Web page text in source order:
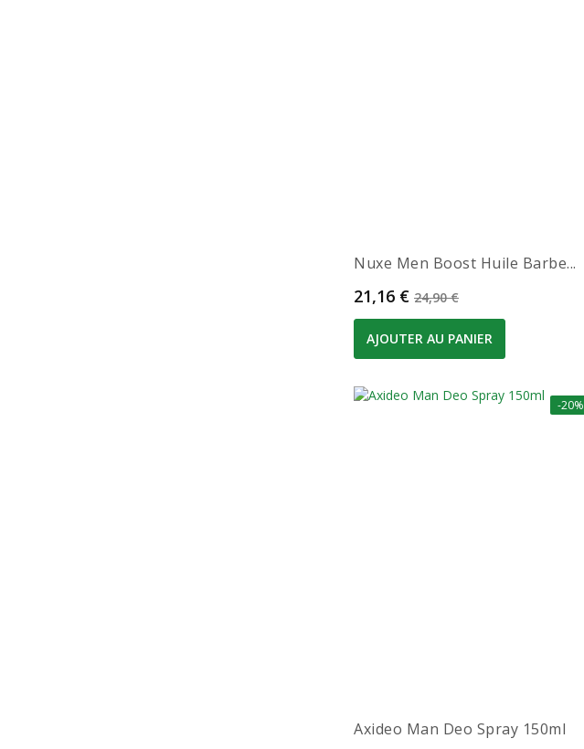
Nuxe Men Boost Huile Barbe...
Prix
21,16 € Prix de base
24,90 €
AJOUTER AU PANIER
-20%
Axideo Man Deo Spray 150ml